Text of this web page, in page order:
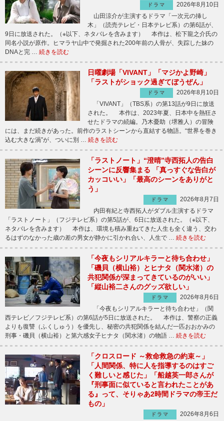
ドラマ
2026年8月10日
山田涼介が主演するドラマ「一次元の挿し
木」（読売テレビ・日本テレビ系）の第6話が、
9日に放送された。（※以下、ネタバレを含みます） 本作は、松下龍之介氏の
同名小説が原作。ヒマラヤ山中で発掘された200年前の人骨が、失踪した妹の
DNAと完 … 続きを読む
日曜劇場「VIVANT」「マジかよ野崎」
「ラストがショック過ぎてぼうぜん」
ドラマ
2026年8月10日
「VIVANT」（TBS系）の第13話が9日に放送
された。 本作は、2023年夏、日本中を熱狂さ
せたドラマの続編。乃木憂助（堺雅人）の冒険
には、まだ続きがあった。前作のラストシーンから直結する物語。“世界を巻き
込む大きな渦”が、ついに別 … 続きを読む
「ラストノート」“澄晴”寺西拓人の告白
シーンに反響集まる 「真っすぐな告白が
カッコいい」「最高のシーンをありがと
う」
ドラマ
2026年8月7日
内田有紀と寺西拓人がダブル主演するドラマ
「ラストノート」（フジテレビ系）の第5話が、6日に放送された。（※以下、
ネタバレを含みます） 本作は、環境も積み重ねてきた人生も全く違う、交わ
るはずのなかった歳の差の男女が静かに引かれ合い、人生で … 続きを読む
「今夜もシリアルキラーと待ち合わせ」
「磯貝（横山裕）とヒナタ（関水渚）の
共犯関係が深まってきているのがいい」
「縦山裕二さんのグッズ欲しい」
ドラマ
2026年8月6日
「今夜もシリアルキラーと待ち合わせ」（関
西テレビ／フジテレビ系）の第6話が5日に放送された。 本作は、警察の正義
よりも復讐（ふくしゅう）を優先し、秘密の共犯関係を結んだ一匹おおかみの
刑事・磯貝（横山裕）と第六感女子ヒナタ（関水渚）の物語 … 続きを読む
「クロスロード ～救命救急の約束～」
「人間関係、特に人を指導するのはすご
く難しいと感じた」「船越英一郎さんが
『刑事面に似ていると言われたことがあ
る』って、そりゃあ2時間ドラマの帝王だ
もの」
ドラマ
2026年8月6日